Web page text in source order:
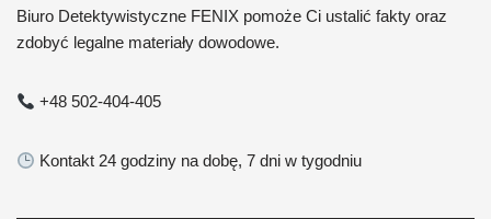
Biuro Detektywistyczne FENIX pomoże Ci ustalić fakty oraz
zdobyć legalne materiały dowodowe.
+48 502-404-405
Kontakt 24 godziny na dobę, 7 dni w tygodniu